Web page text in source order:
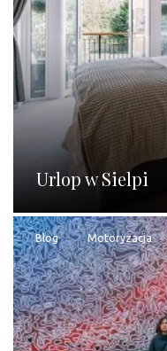
Urlop w Sielpi
Blog Motoryzacja